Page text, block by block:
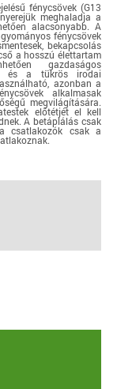
fénycsövek (G13
meghaladja a
alacsonyabb. A
fénycsövek
bekapcsolás
a hosszú élettartam
gazdaságos
és a tükrös irodai
azonban a
alkalmasak
megvilágítására.
előtétjét el kell
A betáplálás csak
csatlakozók csak a